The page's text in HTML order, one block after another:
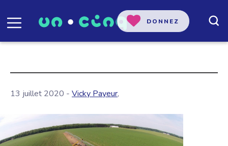
DONNEZ
13 juillet 2020 - Vicky Payeur,